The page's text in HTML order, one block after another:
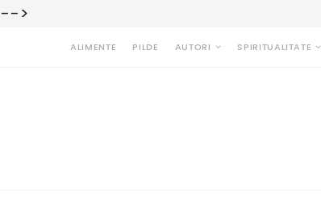
-->
ALIMENTE PILDE AUTORI SPIRITUALITATE